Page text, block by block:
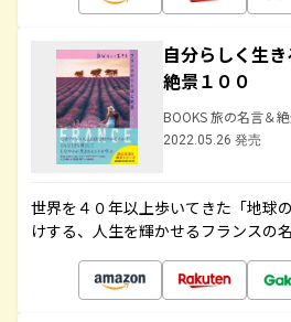
自分らしく生
絶景１００
BOOKS 旅の名言＆
2022.05.26 発売
世界を４０年以上歩いてきた「地球
けする、人生を輝かせるフランスの